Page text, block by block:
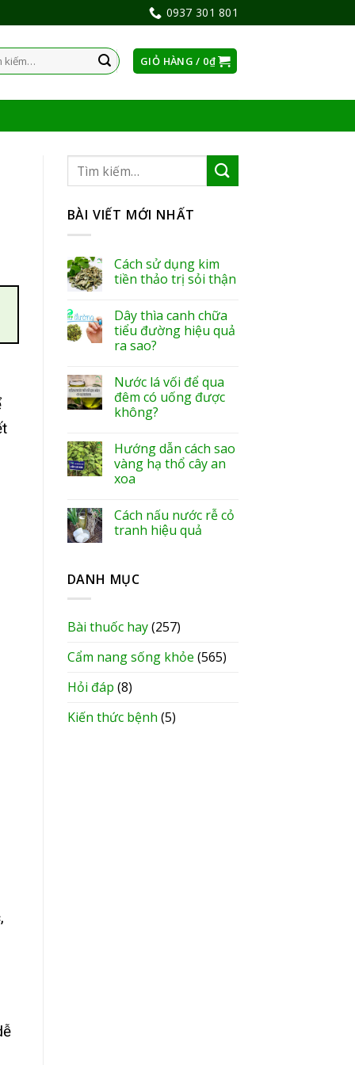
0937 301 801
GIỎ HÀNG / 0₫
BÀI VIẾT MỚI NHẤT
Cách sử dụng kim
tiền thảo trị sỏi thận
Dây thìa canh chữa
tiểu đường hiệu quả
ra sao?
Nước lá vối để qua
đêm có uống được
không?
Hướng dẫn cách sao
vàng hạ thổ cây an
xoa
Cách nấu nước rễ cỏ
tranh hiệu quả
DANH MỤC
Bài thuốc hay(257)
Cẩm nang sống khỏe (565)
Hỏi đáp (8)
Kiến thức bệnh (5)